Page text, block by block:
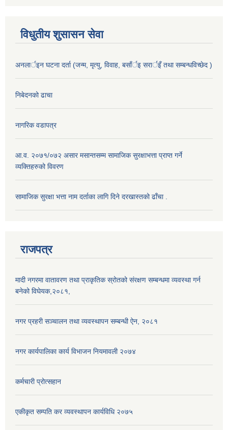
विधुतीय शुसासन सेवा
अनलार्इन घटना दर्ता (जन्म, मृत्यु, विवाह, बसाँर्इ सरार्इँ तथा सम्बन्धविच्छेद )
निबेदनको ढाचा
नागरिक वडापत्र
आ.व. २०७१/०७२ असार मसान्तसम्म सामाजिक सुरक्षाभत्ता प्राप्त गर्ने
व्यक्तिहरुको विवरण
सामाजिक सुरक्षा भत्ता नाम दर्ताका लागि दिने दरखास्तको ढाँचा .
राजपत्र
मादी नगरमा वातावरण तथा प्राकृतिक स्रोतको संरक्षण सम्बन्धमा व्यवस्था गर्न
बनेको विघेयक,२०८१,
नगर प्रहरी सञ्चालन तथा व्यवस्थापन सम्बन्धी ऐन, २०८१
नगर कार्यपालिका कार्य विभाजन नियमावली २०७४
कर्मचारी प्रोत्सहान
एकीकृत सम्पति कर व्यवस्थापन कार्यविधि २०७५